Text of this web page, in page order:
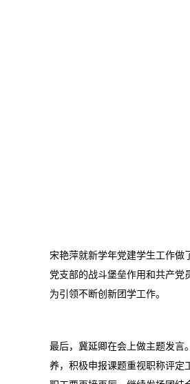
宋艳萍就新学年党建学生工作做
党支部的战斗堡垒作用和共产党
为引领不断创新团学工作。
最后，冀延卿在会上做主题发言
养，积极申报课题重视职称评定